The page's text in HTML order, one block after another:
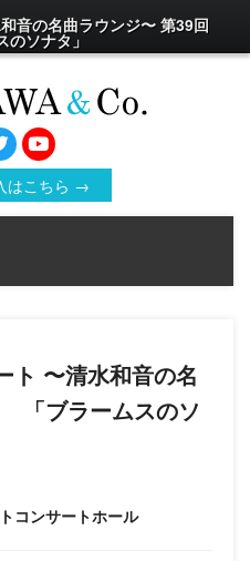
音の名曲ラウンジ〜 第39回
のソナタ」
はこちら →
ト 〜清水和音の名
「ブラームスのソ
コンサートホール